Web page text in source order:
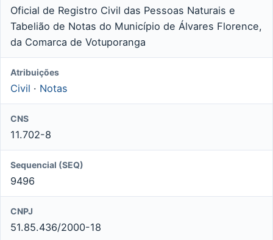
Oficial de Registro Civil das Pessoas Naturais e
Tabelião de Notas do Município de Álvares Florence,
da Comarca de Votuporanga
Atribuições
Civil · Notas
CNS
11.702-8
Sequencial (SEQ)
9496
CNPJ
51.85.436/2000-18